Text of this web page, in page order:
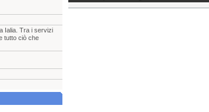
Ialia. Tra i servizi
tutto ciò che